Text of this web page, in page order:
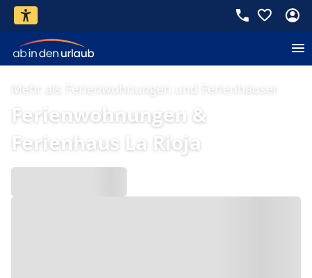
Mehr als Ferienwohnungen und Ferienhäuser
Ferienwohnungen &
Ferienhaus La Rioja